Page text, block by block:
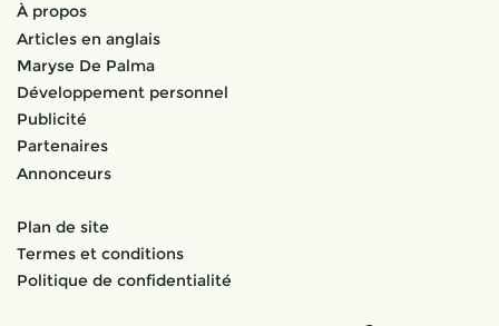
À propos
Articles en anglais
Maryse De Palma
Développement personnel
Publicité
Partenaires
Annonceurs
Plan de site
Termes et conditions
Politique de confidentialité